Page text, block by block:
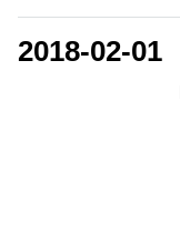
2018-02-01